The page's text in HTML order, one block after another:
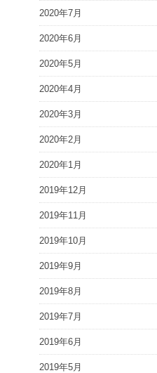
2020年7月
2020年6月
2020年5月
2020年4月
2020年3月
2020年2月
2020年1月
2019年12月
2019年11月
2019年10月
2019年9月
2019年8月
2019年7月
2019年6月
2019年5月